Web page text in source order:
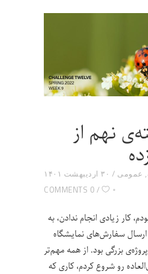
نهم از
۳۰ اردیبهشت ۱۴۰۱ , عمومی
0 COMMENTS
۰
کار زیادی انجام ندادن، به
سفارش‌های نمایشگاه
بزرگی بود. از همه مهم‌تر
رو شروع کردم، کاری که